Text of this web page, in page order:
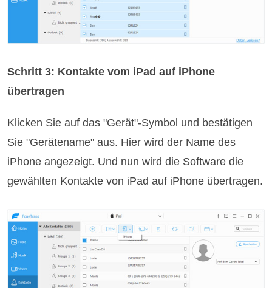
Schritt 3: Kontakte vom iPad auf iPhone
übertragen
Klicken Sie auf das "Gerät"-Symbol und bestätigen
Sie "Gerätename" aus. Hier wird der Name des
iPhone angezeigt. Und nun wird die Software die
gewählten Kontakte von iPad auf iPhone übertragen.